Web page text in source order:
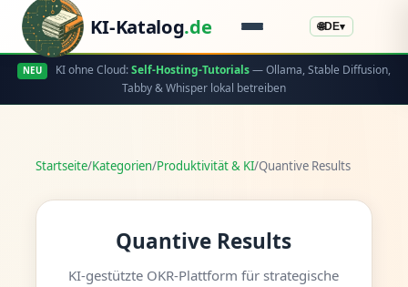
KI-Katalog.de 🌐DE▾
NEU KI ohne Cloud:Self-Hosting-Tutorials— Ollama, Stable Diffusion,
Tabby & Whisper lokal betreiben
Startseite/Kategorien/Produktivität & KI/Quantive Results
Quantive Results
KI-gestützte OKR-Plattform für strategische